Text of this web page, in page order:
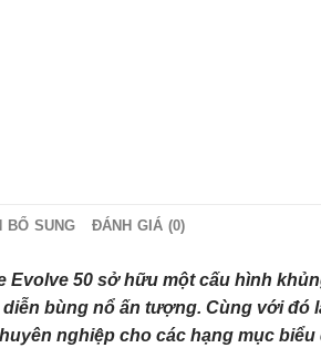
BỔ SUNG ĐÁNH GIÁ (0)
Evolve 50 sở hữu một cấu hình
bùng nổ ấn tượng. Cùng với đó
nghiệp cho các hạng mục